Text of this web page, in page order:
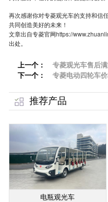
再次感谢你对专菱观光车的支持和信
共同创造美好的未来！
文章出自专菱官网https://
出处。
上一个：
专菱观光车售后
应
下一个：
专菱电动四轮车
推荐产品
电瓶观光车